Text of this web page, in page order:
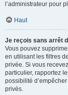
l’administrateur pour
Haut
Je reçois sans arrêt
Vous pouvez
en utilisant les filtres
privée. Si vous
particulier, rapportez
possibilité
privés.